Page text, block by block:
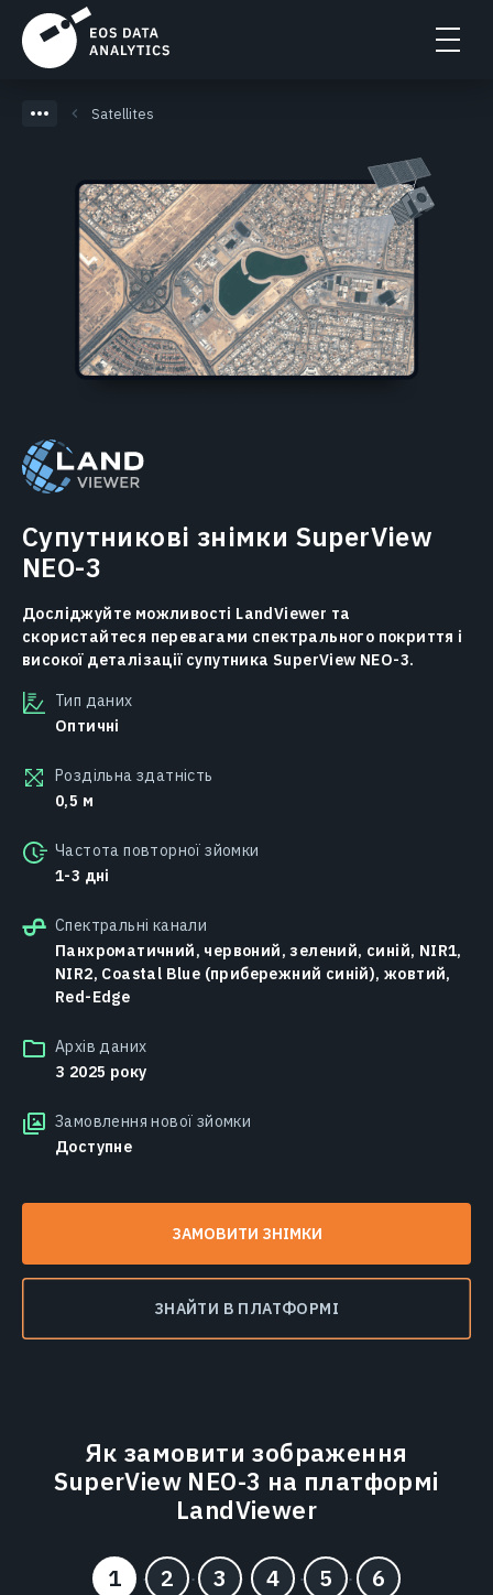
Satellites
Супутникові знімки SuperView
NEO-3
Досліджуйте можливості LandViewer та
скористайтеся перевагами спектрального покриття і
високої деталізації супутника SuperView NEO-3.
Тип даних
Оптичні
Роздільна здатність
0,5 м
Частота повторної зйомки
1-3 дні
Спектральні канали
Панхроматичний, червоний, зелений, синій, NIR1,
NIR2, Coastal Blue (прибережний синій), жовтий,
Red-Edge
Архів даних
З 2025 року
Замовлення нової зйомки
Доступне
ЗАМОВИТИ ЗНІМКИ
ЗНАЙТИ В ПЛАТФОРМІ
Як замовити зображення
SuperView NEO-3 на платформі
LandViewer